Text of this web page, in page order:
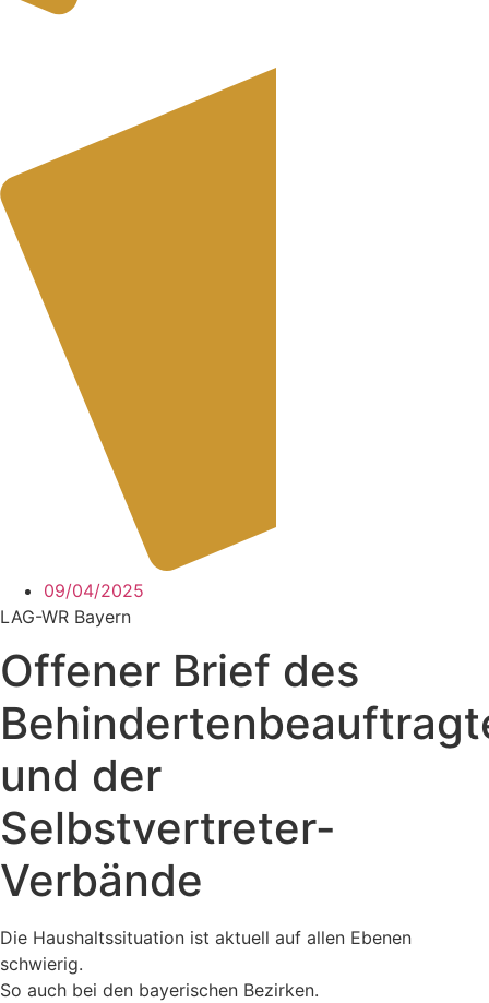
09/04/2025
LAG-WR Bayern
Offener Brief des
und der
Selbstvertreter-
Verbände
Die Haushaltssituation ist aktuell auf allen Ebenen
schwierig.
So auch bei den bayerischen Bezirken.